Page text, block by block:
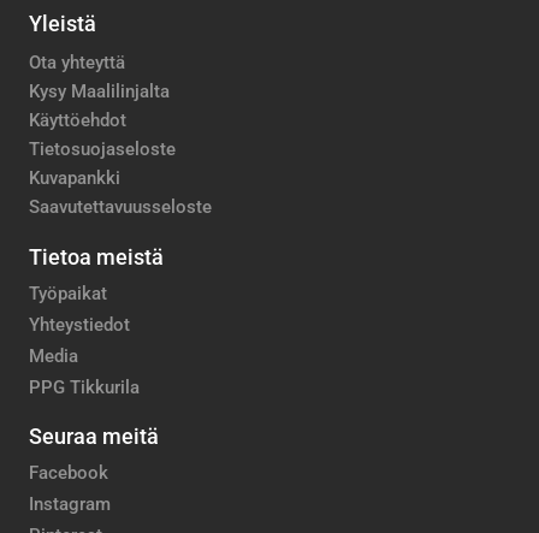
Yleistä
Ota yhteyttä
Kysy Maalilinjalta
Käyttöehdot
Tietosuojaseloste
Kuvapankki
Saavutettavuusseloste
Tietoa meistä
Työpaikat
Yhteystiedot
Media
PPG Tikkurila
Seuraa meitä
Facebook
Instagram